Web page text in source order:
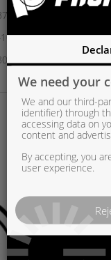
49373-
4937305005
We need your
We and our third-
identifier) through
accessing data on
content and
By accepting, you
user experience.